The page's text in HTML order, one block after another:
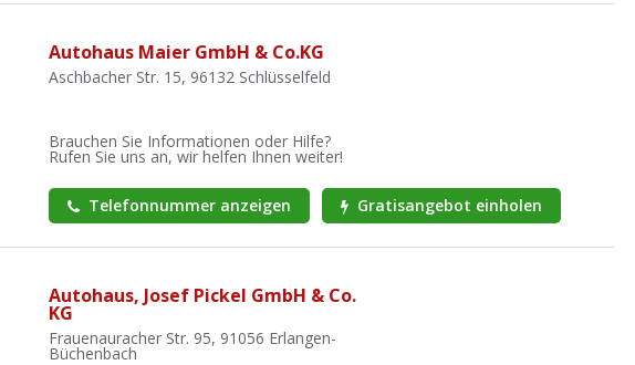
Autohaus Maier GmbH & Co.KG
Aschbacher Str. 15, 96132 Schlüsselfeld
Brauchen Sie Informationen oder Hilfe?
Rufen Sie uns an, wir helfen Ihnen weiter!
Telefonnummer anzeigen Gratisangebot einholen
Autohaus, Josef Pickel GmbH & Co.
KG
Frauenauracher Str. 95, 91056 Erlangen-
Büchenbach